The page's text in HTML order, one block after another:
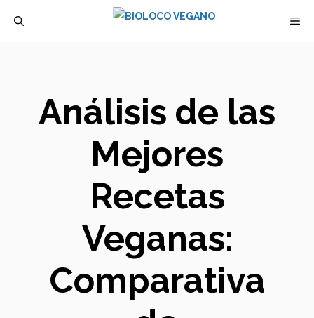
Análisis de las
Mejores
Recetas
Veganas:
Comparativa